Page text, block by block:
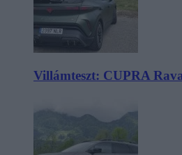
Villámteszt: CUPRA